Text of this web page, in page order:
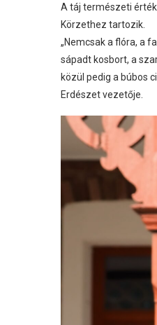
A táj természeti
Körzethez tartozik.
„Nemcsak a flóra, a
sápadt kosbort, a
közül pedig a búbos
Erdészet vezetője.